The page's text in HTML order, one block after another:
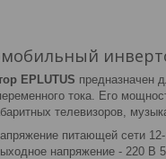
EPLUTUS предназначен
тока. Его
телевизоров,
питающей сети 12-
напряжение - 220 В